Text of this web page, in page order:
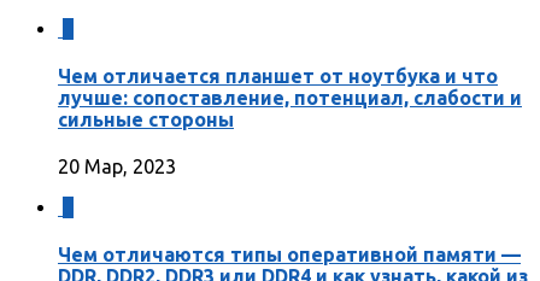
Чем отличается планшет от ноутбука и что
лучше: сопоставление, потенциал, слабости и
сильные стороны
20 Мар, 2023
Чем отличаются типы оперативной памяти —
DDR, DDR2, DDR3 или DDR4 и как узнать, какой из